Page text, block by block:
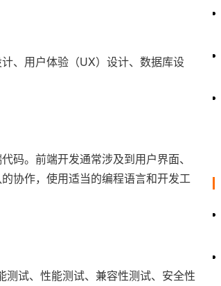
、用户体验（UX）设计、数据库设
码。前端开发通常涉及到用户界面、
协作，使用适当的编程语言和开发工
试、性能测试、兼容性测试、安全性